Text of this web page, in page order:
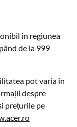
în regiunea
de la 999
pot varia în
despre
prețurile pe